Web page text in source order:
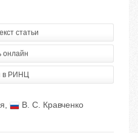
статьи
онлайн
в РИНЦ
,
В. С. Кравченко